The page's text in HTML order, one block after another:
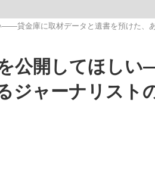
聞... 「クマが悪者扱
貸金庫に取材データと遺書を預けた、
公開してほし
ジャーナリスト